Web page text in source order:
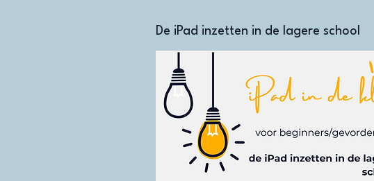
De iPad inzetten in de lagere school